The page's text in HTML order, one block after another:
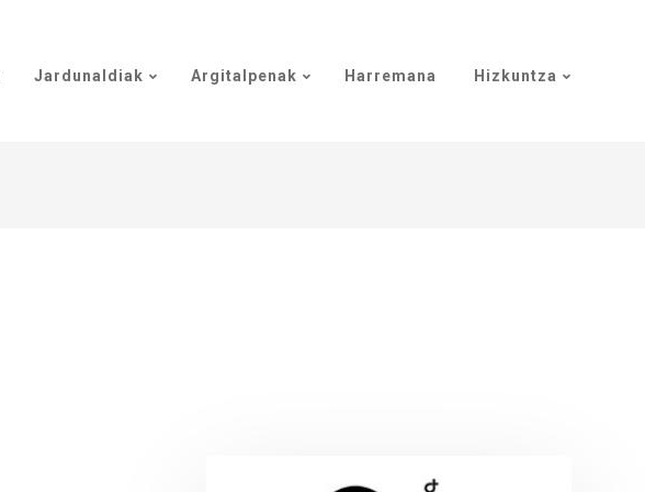
Jardunaldiak Argitalpenak Harremana Hizkuntza